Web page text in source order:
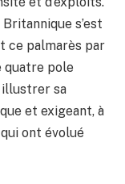
s’est
ce palmarès par
quatre pole
illustrer sa
et exigeant, à
ont évolué